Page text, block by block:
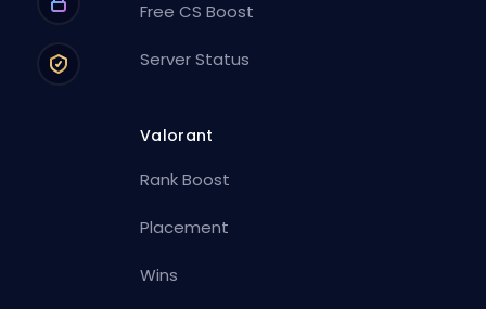
Free CS Boost
Server Status
Valorant
Rank Boost
Placement
Wins